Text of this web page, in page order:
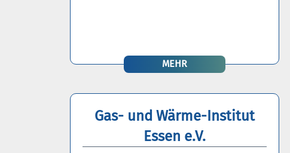
MEHR
Gas- und Wärme-Institut
Essen e.V.